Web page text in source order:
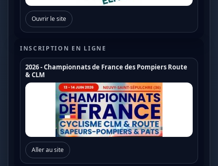
Coupe de France N2
Coupe de France N3
Coupe de France U17
Coupe de France U19
Trophée de France
Ouvrir le site
INSCRIPTION EN LIGNE
2026 - Championnats de France des Pompiers Route
& CLM
Aller au site